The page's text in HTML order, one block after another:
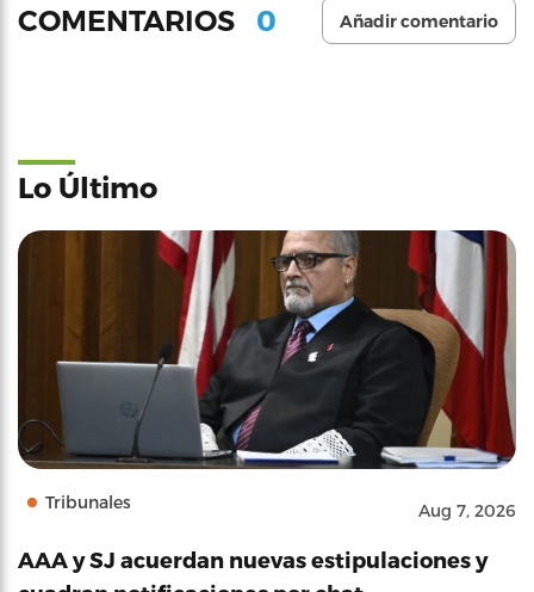
COMENTARIOS 0 Añadir comentario
Lo Último
Tribunales Aug 7, 2026
AAA y SJ acuerdan nuevas estipulaciones y